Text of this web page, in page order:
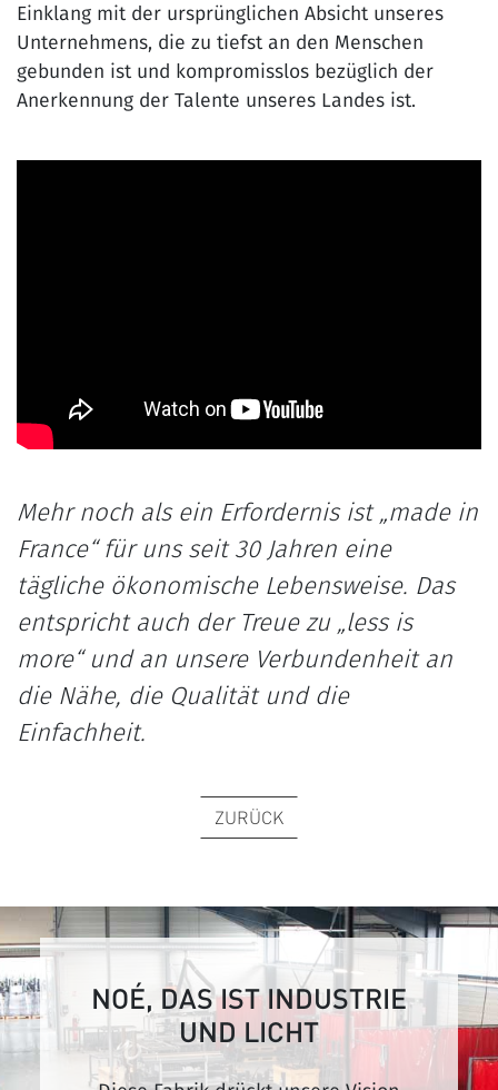
Einklang mit der ursprünglichen Absicht unseres
Unternehmens, die zu tiefst an den Menschen
gebunden ist und kompromisslos bezüglich der
Anerkennung der Talente unseres Landes ist.
Mehr noch als ein Erfordernis ist „made in
France“ für uns seit 30 Jahren eine
tägliche ökonomische Lebensweise. Das
entspricht auch der Treue zu „less is
more“ und an unsere Verbundenheit an
die Nähe, die Qualität und die
Einfachheit.
ZURÜCK
NOÉ, DAS IST INDUSTRIE
UND LICHT